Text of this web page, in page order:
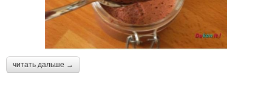
читать дальше →